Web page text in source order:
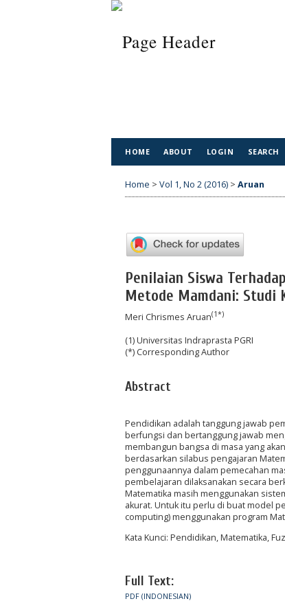
HOME ABOUT LOGIN SEARCH
Home > Vol 1, No 2 (2016) > Aruan
Penilaian Siswa
Metode Mamdani: Studi
Meri Chrismes Aruan(1*)
(1) Universitas Indraprasta PGRI
(*) Corresponding Author
Abstract
Pendidikan adalah tanggung jawab
berfungsi dan bertanggung jawab
membangun bangsa di masa yang
berdasarkan silabus pengajaran
penggunaannya dalam pemecahan
pembelajaran dilaksanakan secara
Matematika masih menggunakan
akurat. Untuk itu perlu di buat model
computing) menggunakan program
Kata Kunci: Pendidikan, Matematika,
Full Text:
PDF (INDONESIAN)